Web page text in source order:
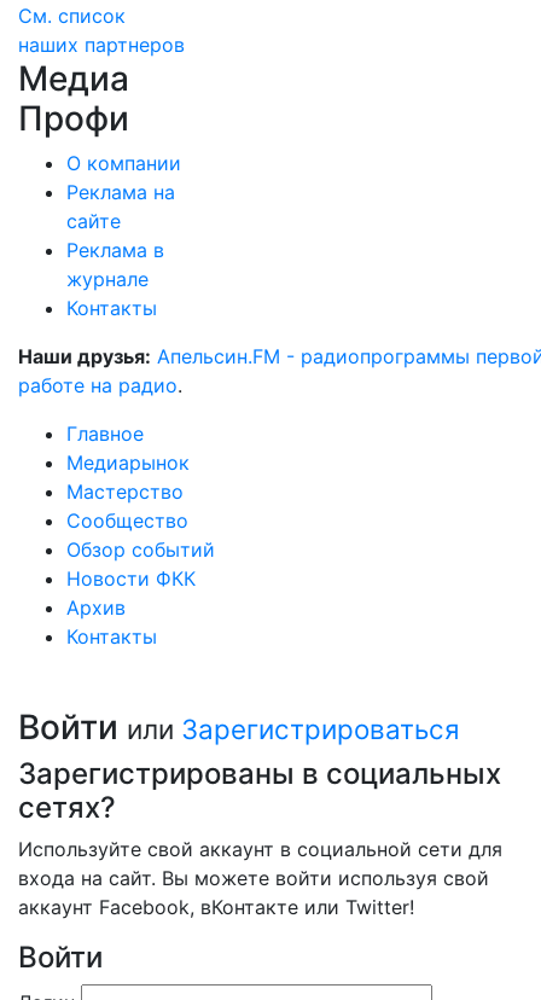
См. список
наших партнеров
Медиа
Профи
О компании
Реклама на
сайте
Реклама в
журнале
Контакты
Наши друзья: Апельсин.FM - радиопрограммы
работе на радио.
Главное
Медиарынок
Мастерство
Сообщество
Обзор событий
Новости ФКК
Архив
Контакты
Войти или Зарегистрироваться
Зарегистрированы в социальных
сетях?
Используйте свой аккаунт в социальной сети для
входа на сайт. Вы можете войти используя свой
аккаунт Facebook, вКонтакте или Twitter!
Войти